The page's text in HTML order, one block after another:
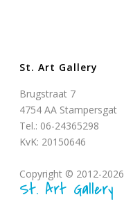
St. Art Gallery
Brugstraat 7
4754 AA Stampersgat
Tel.: 06-24365298
KvK: 20150646
Copyright © 2012-2026
St. Art Gallery